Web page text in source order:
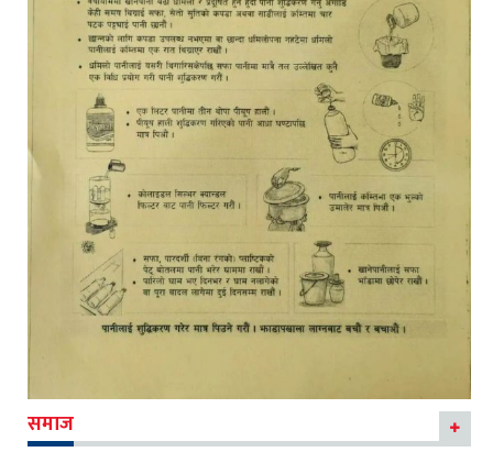
समाज